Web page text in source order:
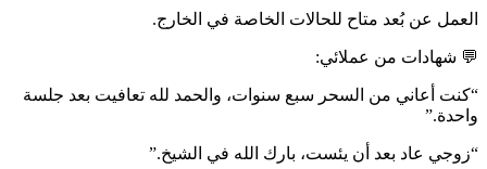
العمل عن بُعد متاح للحالات الخاصة في الخارج.
💬 شهادات من عملائي:
“كنت أعاني من السحر سبع سنوات، والحمد لله تعافيت بعد جلسة
واحدة.”
“زوجي عاد بعد أن يئست، بارك الله في الشيخ.”